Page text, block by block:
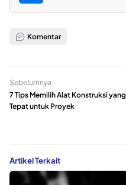
Komentar
Sebelumnya
7 Tips Memilih Alat Konstruksi yang
Tepat untuk Proyek
Artikel Terkait